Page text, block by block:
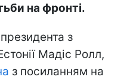
на фронті.
з
Мадіс Ролл,
з посиланням на